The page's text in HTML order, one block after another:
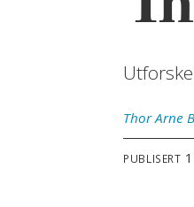
Thor Arne
PUBLISERT